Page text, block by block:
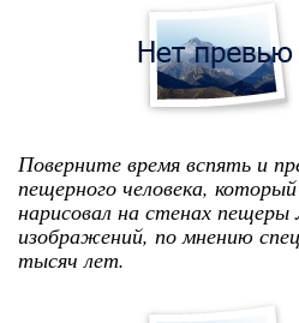
Поверните время вспять и
пещерного человека,
нарисовал на стенах
изображений, по мнению
тысяч лет.